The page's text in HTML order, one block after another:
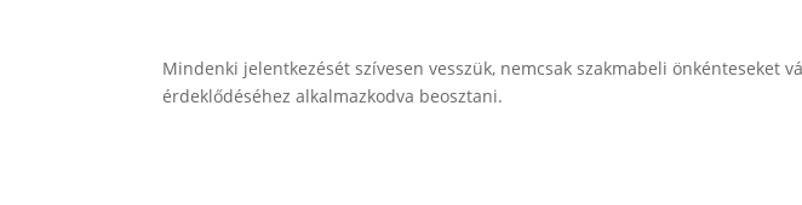
Mindenki jelentkezését szívesen vesszük, nemcsak szakmabeli önkénteseket
érdeklődéséhez alkalmazkodva beosztani.